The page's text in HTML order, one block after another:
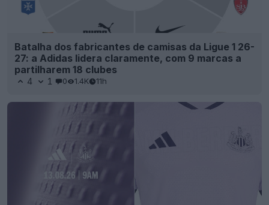
Batalha dos fabricantes de camisas da Ligue 1 26-
27: a Adidas lidera claramente, com 9 marcas a
partilharem 18 clubes
4 1 0 1.4K 11h